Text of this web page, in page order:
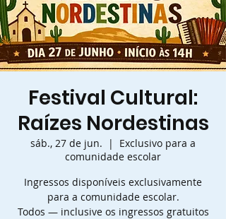
Festival Cultural:
Raízes Nordestinas
sáb., 27 de jun.
  |
Exclusivo para a
comunidade escolar
Ingressos disponíveis exclusivamente
para a comunidade escolar.
Todos — inclusive os ingressos gratuitos